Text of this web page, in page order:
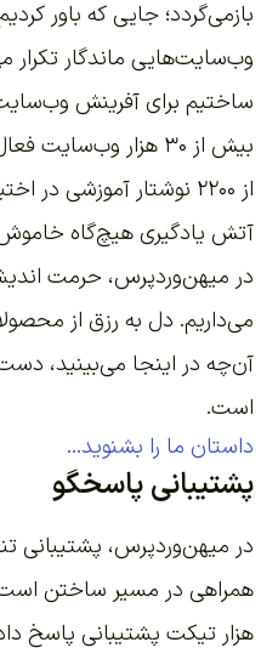
بازمی‌گردد؛ جایی که باور
وب‌سایت‌هایی ماندگار تکرار
ساختیم برای آفرینش
بیش از ۳۰ هزار
از ۲۲۰۰
نوشتار آموزشی در
آتش یادگیری هیچ‌گاه
در میهن‌وردپرس، حرمت
می‌داریم. دل به رزق از
آن‌چه در اینجا می‌بینید،
است.
داستان ما را بشنوید...
پشتیبانی پاسخگو
در میهن‌وردپرس، پشتیبانی
هزار تیکت پشتیبانی پاسخ